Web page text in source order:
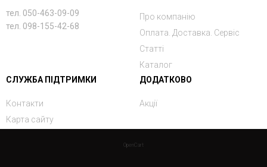
тел. 050-463-09-09
тел. 098-155-42-68
Про компанію
Оплата. Доставка. Сервіс
Статті
Каталог
СЛУЖБА ПІДТРИМКИ
Контакти
Карта сайту
ДОДАТКОВО
Акції
OpenCart